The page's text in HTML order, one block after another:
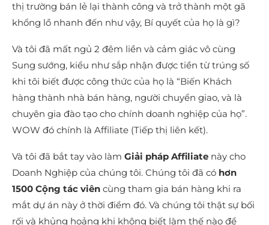
thị trường bán lẻ lại thành công và trở thành một gã
khổng lồ nhanh đến như vậy, Bí quyết của họ là gì?
Và tôi đã mất ngủ 2 đêm liền và cảm giác vô cùng
Sung sướng, kiểu như sắp nhận được tiền từ trúng số
khi tôi biết được công thức của họ là “Biến Khách
hàng thành nhà bán hàng, người chuyển giao, và là
chuyên gia đào tạo cho chính doanh nghiệp của họ”.
WOW đó chính là Affiliate (Tiếp thị liên kết).
Và tôi đã bắt tay vào làm Giải pháp Affiliate này cho
Doanh Nghiệp của chúng tôi. Chúng tôi đã có hơn
1500 Cộng tác viên cùng tham gia bán hàng khi ra
mắt dự án này ở thời điểm đó. Và chúng tôi thật sự bối
rối và khủng hoảng khi không biết làm thế nào để